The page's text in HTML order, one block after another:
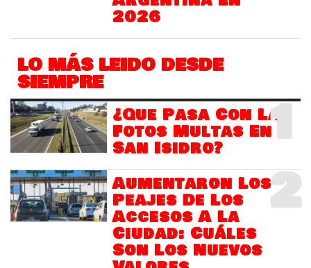
2026
LO MÁS LEIDO DESDE
SIEMPRE
1
¿Que Pasa Con Las
Fotos Multas En
San Isidro?
2
Aumentaron Los
Peajes De Los
Accesos A La
Ciudad: Cuáles
Son Los Nuevos